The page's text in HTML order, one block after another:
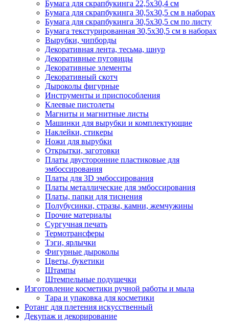
Бумага для скрапбукинга 22,5х30,4 см
Бумага для скрапбукинга 30,5х30,5 см в наборах
Бумага для скрапбукинга 30,5х30,5 см по листу
Бумага текстурированная 30,5х30,5 см в наборах
Вырубки, чипборды
Декоративная лента, тесьма, шнур
Декоративные пуговицы
Декоративные элементы
Декоративный скотч
Дыроколы фигурные
Инструменты и приспособления
Клеевые пистолеты
Магниты и магнитные листы
Машинки для вырубки и комплектующие
Наклейки, стикеры
Ножи для вырубки
Открытки, заготовки
Платы двусторонние пластиковые для
эмбоссирования
Платы для 3D эмбоссирования
Платы металлические для эмбоссирования
Платы, папки для тиснения
Полубусинки, стразы, камни, жемчужины
Прочие материалы
Сургучная печать
Термотрансферы
Тэги, ярлычки
Фигурные дыроколы
Цветы, букетики
Штампы
Штемпельные подушечки
Изготовление косметики ручной работы и мыла
Тара и упаковка для косметики
Ротанг для плетения искусственный
Декупаж и декорирование